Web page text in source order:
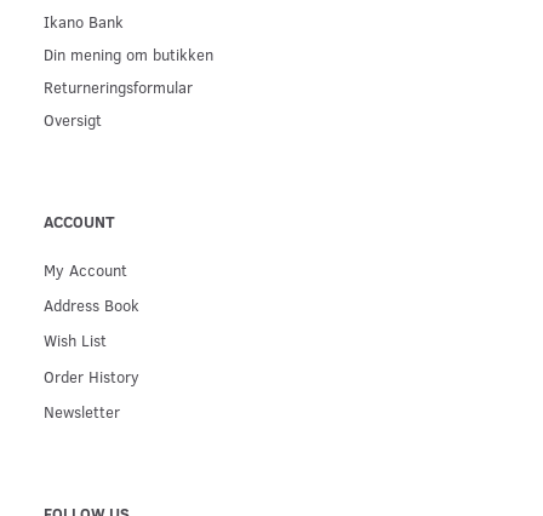
Ikano Bank
Din mening om butikken
Returneringsformular
Oversigt
ACCOUNT
My Account
Address Book
Wish List
Order History
Newsletter